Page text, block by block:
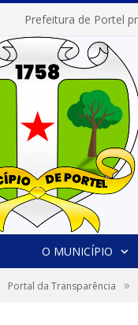
O MUNICÍPIO
Portal da Transparência »